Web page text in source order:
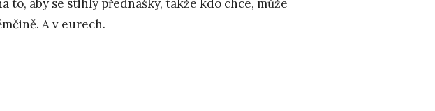
to, aby se stihly přednášky, takže kdo chce, může
A v eurech.